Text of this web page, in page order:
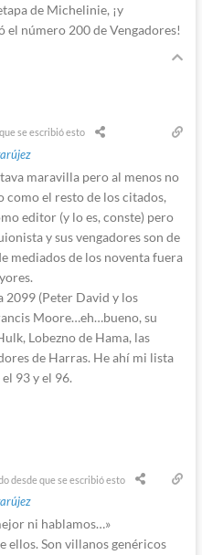
de Michelinie, ¡y
número 200 de Vengadores!
se escribió esto
maravilla pero al menos no
como el resto de los citados,
editor (y lo es, conste) pero
y sus vengadores son de
mediados de los noventa fuera
2099 (Peter David y los
Moore…eh…bueno, su
Lobezno de Hama, las
de Harras. He ahí mi lista
93 y el 96.
desde que se escribió esto
ni hablamos…»
ellos. Son villanos genéricos